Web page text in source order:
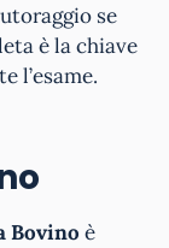
se
è la chiave
l’esame.
Bovino è